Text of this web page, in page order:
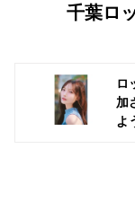
千葉ロ
ロ
加
よ